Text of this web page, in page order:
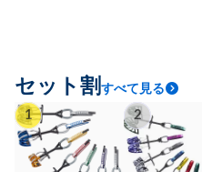
セット割 すべて見る
1 2